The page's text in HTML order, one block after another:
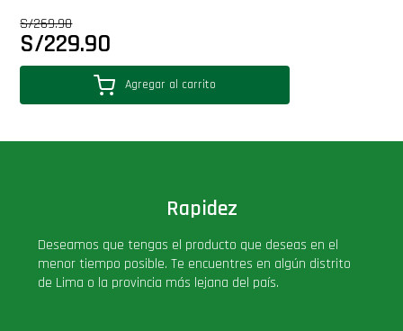
Llaveros Pop
Moments
Movie Poster
PLUS!
Plush
S/269.90
S/229.90
Agregar al carrito
Rapidez
Deseamos que tengas el producto que deseas en el
menor tiempo posible. Te encuentres en algún distrito
de Lima o la provincia más lejana del país.